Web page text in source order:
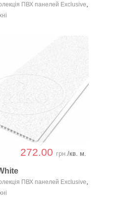
ПВХ панелей Exclusive
272.00 грн./кв. м.
ПВХ панелей Exclusive